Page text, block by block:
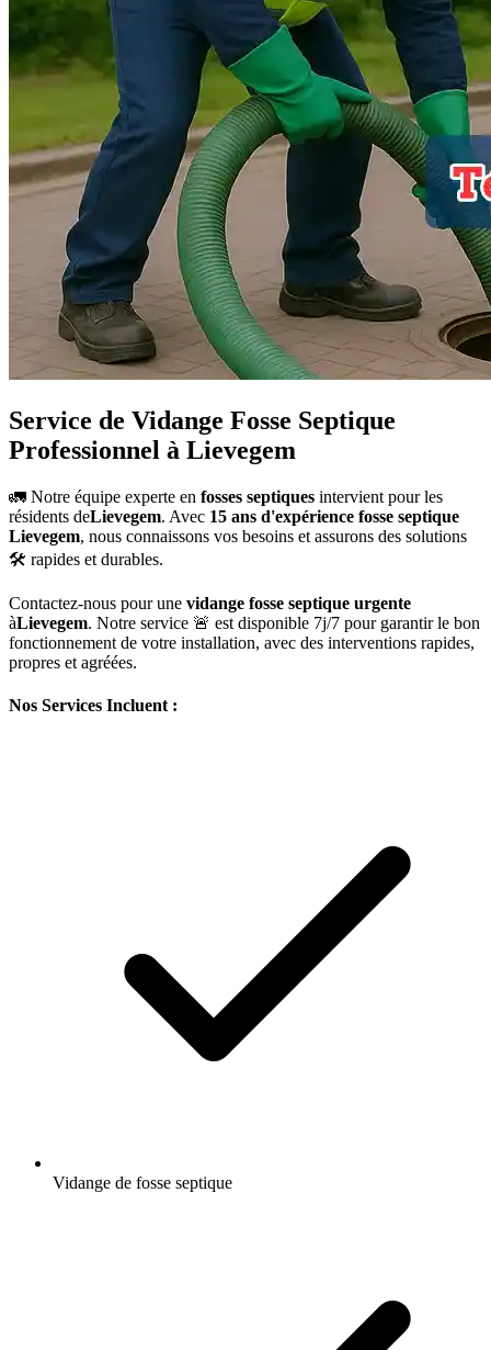
Service de Vidange Fosse Septique
Professionnel à Lievegem
🚛 Notre équipe experte en fosses septiques intervient pour les
résidents deLievegem. Avec 15 ans d'expérience fosse septique
Lievegem, nous connaissons vos besoins et assurons des solutions
🛠️ rapides et durables.
Contactez-nous pour une vidange fosse septique urgente
àLievegem. Notre service 🚨 est disponible 7j/7 pour garantir le bon
fonctionnement de votre installation, avec des interventions rapides,
propres et agréées.
Nos Services Incluent :
Vidange de fosse septique